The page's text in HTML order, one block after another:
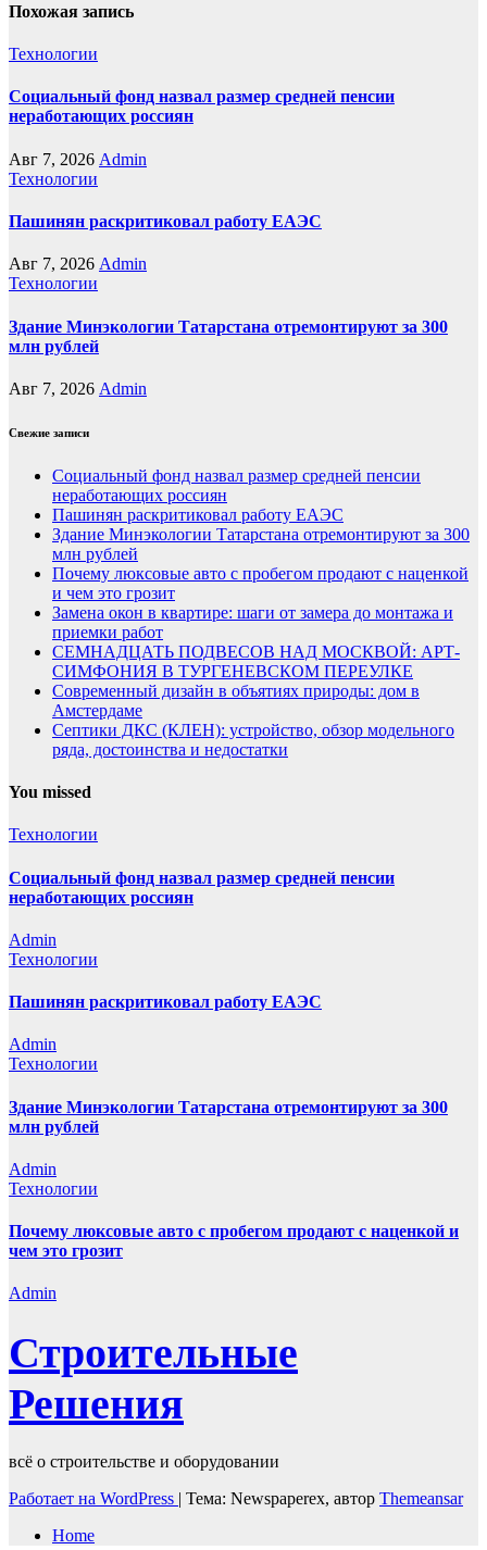
Похожая запись
Технологии
Социальный фонд назвал размер средней пенсии
неработающих россиян
Авг 7, 2026 Admin
Технологии
Пашинян раскритиковал работу ЕАЭС
Авг 7, 2026 Admin
Технологии
Здание Минэкологии Татарстана отремонтируют за 300
млн рублей
Авг 7, 2026 Admin
Свежие записи
Социальный фонд назвал размер средней пенсии
неработающих россиян
Пашинян раскритиковал работу ЕАЭС
Здание Минэкологии Татарстана отремонтируют за 300
млн рублей
Почему люксовые авто с пробегом продают с наценкой
и чем это грозит
Замена окон в квартире: шаги от замера до монтажа и
приемки работ
СЕМНАДЦАТЬ ПОДВЕСОВ НАД МОСКВОЙ: АРТ-
СИМФОНИЯ В ТУРГЕНЕВСКОМ ПЕРЕУЛКЕ
Современный дизайн в объятиях природы: дом в
Амстердаме
Септики ДКС (КЛЕН): устройство, обзор модельного
ряда, достоинства и недостатки
You missed
Технологии
Социальный фонд назвал размер средней пенсии
неработающих россиян
Admin
Технологии
Пашинян раскритиковал работу ЕАЭС
Admin
Технологии
Здание Минэкологии Татарстана отремонтируют за 300
млн рублей
Admin
Технологии
Почему люксовые авто с пробегом продают с наценкой и
чем это грозит
Admin
Строительные
Решения
всё о строительстве и оборудовании
Работает на WordPress | Тема: Newspaperex, автор Themeansar
Home